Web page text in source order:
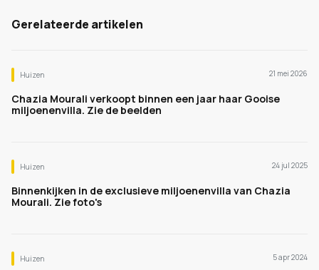
Gerelateerde artikelen
Huizen 21 mei 2026
Chazia Mourali verkoopt binnen een jaar haar Gooise
miljoenenvilla. Zie de beelden
Huizen 24 jul 2025
Binnenkijken in de exclusieve miljoenenvilla van Chazia
Mourali. Zie foto's
Huizen 5 apr 2024